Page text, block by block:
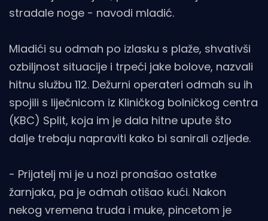
stradale noge - navodi mladić.
Mladići su odmah po izlasku s plaže, shvativši
ozbiljnost situacije i trpeći jake bolove, nazvali
hitnu službu 112. Dežurni operateri odmah su ih
spojili s liječnicom iz Kliničkog bolničkog centra
(KBC) Split, koja im je dala hitne upute što
dalje trebaju napraviti kako bi sanirali ozljede.
- Prijatelj mi je u nozi pronašao ostatke
žarnjaka, pa je odmah otišao kući. Nakon
nekog vremena truda i muke, pincetom je